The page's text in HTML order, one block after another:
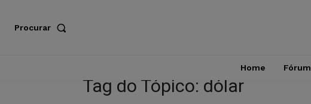
Procurar
Home Fórum
Tag do Tópico: dólar